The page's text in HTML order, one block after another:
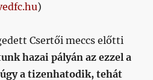
)
Csertői meccs előtti
hazai pályán az ezzel a
a tizenhatodik, tehát